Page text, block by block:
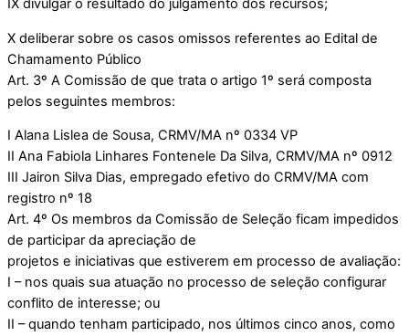
IX divulgar o resultado do julgamento dos recursos;
X deliberar sobre os casos omissos referentes ao Edital de
Chamamento Público
Art. 3º A Comissão de que trata o artigo 1º será composta
pelos seguintes membros:
I Alana Lislea de Sousa, CRMV/MA nº 0334 VP
II Ana Fabiola Linhares Fontenele Da Silva, CRMV/MA nº 0912
III Jairon Silva Dias, empregado efetivo do CRMV/MA com
registro nº 18
Art. 4º Os membros da Comissão de Seleção ficam impedidos
de participar da apreciação de
projetos e iniciativas que estiverem em processo de avaliação:
I – nos quais sua atuação no processo de seleção configurar
conflito de interesse; ou
II – quando tenham participado, nos últimos cinco anos, como